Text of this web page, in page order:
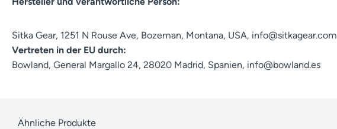
Sitka Gear, 1251 N Rouse Ave, Bozeman, Montana, USA, info@sitkagear.com
Vertreten in der EU durch:
Bowland, General Margallo 24, 28020 Madrid, Spanien, info@bowland.es
Ähnliche Produkte